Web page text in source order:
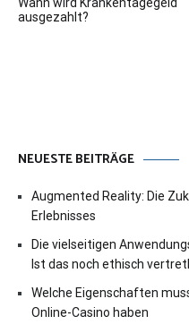
ausgezahlt?
NEUESTE BEITRÄGE
Augmented Reality: Die
Erlebnisses
Die vielseitigen
Ist das noch ethisch
Welche Eigenschaften
Online-Casino haben